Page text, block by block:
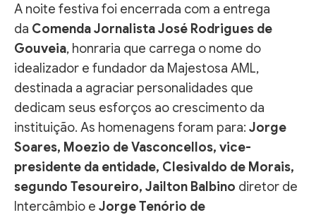
A noite festiva foi encerrada com a entrega
da Comenda Jornalista José Rodrigues de
Gouveia, honraria que carrega o nome do
idealizador e fundador da Majestosa AML,
destinada a agraciar personalidades que
dedicam seus esforços ao crescimento da
instituição. As homenagens foram para: Jorge
Soares, Moezio de Vasconcellos, vice-
presidente da entidade, Clesivaldo de Morais,
segundo Tesoureiro, Jailton Balbino diretor de
Intercâmbio e Jorge Tenório de